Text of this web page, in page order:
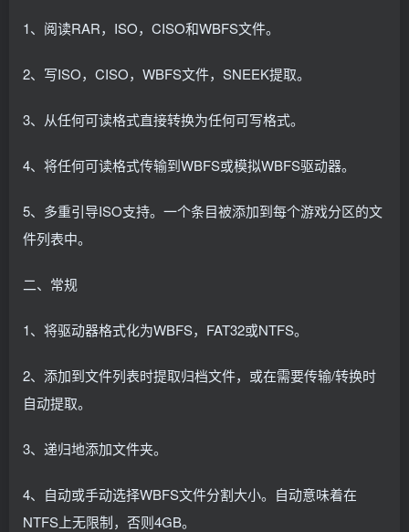
1、阅读RAR，ISO，CISO和WBFS文件。
2、写ISO，CISO，WBFS文件，SNEEK提取。
3、从任何可读格式直接转换为任何可写格式。
4、将任何可读格式传输到WBFS或模拟WBFS驱动器。
5、多重引导ISO支持。一个条目被添加到每个游戏分区的文
件列表中。
二、常规
1、将驱动器格式化为WBFS，FAT32或NTFS。
2、添加到文件列表时提取归档文件，或在需要传输/转换时
自动提取。
3、递归地添加文件夹。
4、自动或手动选择WBFS文件分割大小。自动意味着在
NTFS上无限制，否则4GB。